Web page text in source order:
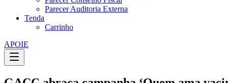
Parecer Auditoria Externa
Tenda
Carrinho
APOIE